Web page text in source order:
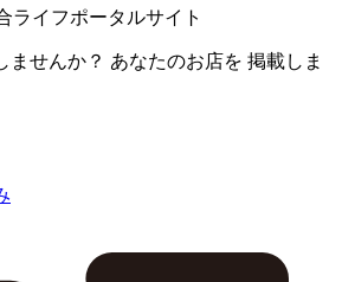
ライフポータルサイト
ませんか？ あなたのお店を 掲載しま